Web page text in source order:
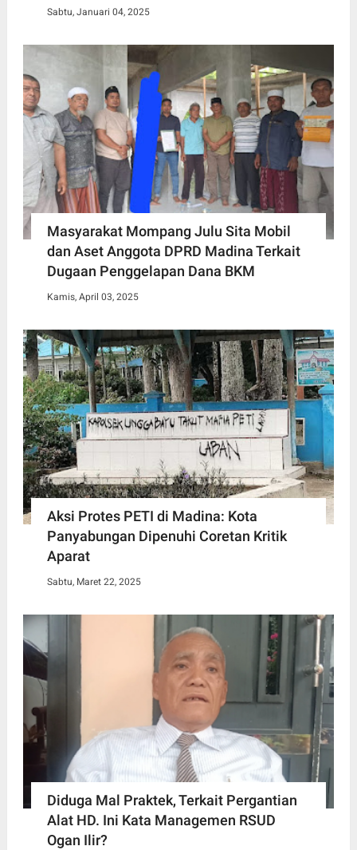
Sabtu, Januari 04, 2025
Masyarakat Mompang Julu Sita Mobil
dan Aset Anggota DPRD Madina Terkait
Dugaan Penggelapan Dana BKM
Kamis, April 03, 2025
Aksi Protes PETI di Madina: Kota
Panyabungan Dipenuhi Coretan Kritik
Aparat
Sabtu, Maret 22, 2025
Diduga Mal Praktek, Terkait Pergantian
Alat HD. Ini Kata Managemen RSUD
Ogan Ilir?